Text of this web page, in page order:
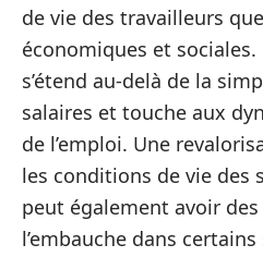
de vie des travailleurs
économiques et sociales.
s’étend au-delà de la
salaires et touche aux
de l’emploi. Une
les conditions de vie des
peut également avoir
l’embauche dans